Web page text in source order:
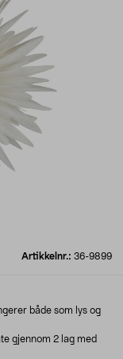
Artikkelnr.: 36-9899
både som lys og
gjennom 2 lag med